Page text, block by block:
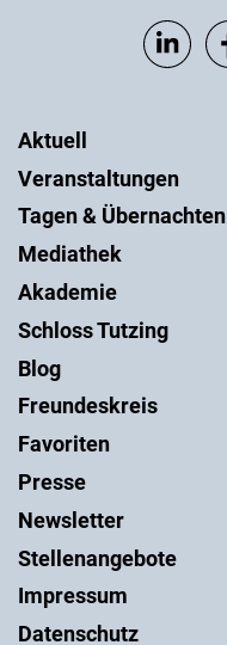
Aktuell
Veranstaltungen
Tagen & Übernachten
Mediathek
Akademie
Schloss Tutzing
Blog
Freundeskreis
Favoriten
Presse
Newsletter
Stellenangebote
Impressum
Datenschutz